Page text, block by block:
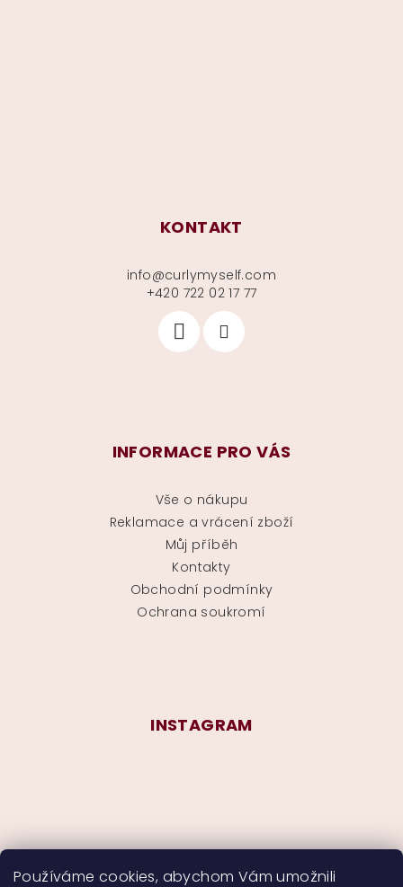
Používáme cookies, abychom Vám umožnili
KONTAKT
info@curlymyself.com
+420 722 02 17 77
INFORMACE PRO VÁS
Vše o nákupu
Reklamace a vrácení zboží
Můj příběh
Kontakty
Obchodní podmínky
Ochrana soukromí
INSTAGRAM